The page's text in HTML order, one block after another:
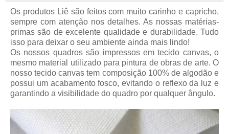
Os produtos Liê são feitos com muito carinho e capricho,
sempre com atenção nos detalhes. As nossas matérias-
primas são de excelente qualidade e durabilidade. Tudo
isso para deixar o seu ambiente ainda mais lindo!
Os nossos quadros são impressos em tecido canvas, o
mesmo material utilizado para pintura de obras de arte. O
nosso tecido canvas tem composição 100% de algodão e
possui um acabamento fosco, evitando o reflexo da luz e
garantindo a visibilidade do quadro por qualquer ângulo.